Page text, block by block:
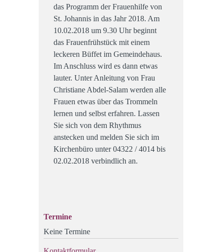
das Programm der Frauenhilfe von
St. Johannis in das Jahr 2018. Am
10.02.2018 um 9.30 Uhr beginnt
das Frauenfrühstück mit einem
leckeren Büffet im Gemeindehaus.
Im Anschluss wird es dann etwas
lauter. Unter Anleitung von Frau
Christiane Abdel-Salam werden alle
Frauen etwas über das Trommeln
lernen und selbst erfahren. Lassen
Sie sich von dem Rhythmus
anstecken und melden Sie sich im
Kirchenbüro unter 04322 / 4014 bis
02.02.2018 verbindlich an.
Termine
Keine Termine